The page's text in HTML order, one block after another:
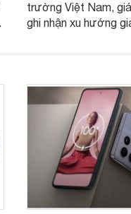
trường Việt Nam,
ghi nhận xu hướng